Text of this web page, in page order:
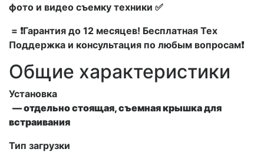
фото и видео съемку техники ✅
= ❗Гарантия до 12 месяцев! Бесплатная Тех
Поддержка и консультация по любым вопросам❗
Общие характеристики
Установка
— отдельно стоящая, съемная крышка для
встраивания
Тип загрузки